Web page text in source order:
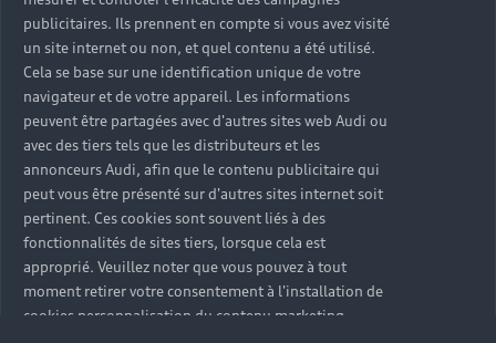
Campagne de rappel Airbag Takata
Mise à jour logiciel
Espace Presse
Recevez toute l'actualité Audi
Mentions légales AUDI AG
Déclaration d'accessibilité
Signaler un contenu illégal
Règlement sur les données
Certains des équipements et options présentés sur les
visuels peuvent ne pas être disponibles en France. Pour
plus d’informations, rapprochez-vous de votre
Partenaire Audi.
publicitaires. Ils prennent en compte si vous avez visité
un site internet ou non, et quel contenu a été utilisé.
Cela se base sur une identification unique de votre
navigateur et de votre appareil. Les informations
peuvent être partagées avec d'autres sites web Audi ou
avec des tiers tels que les distributeurs et les
annonceurs Audi, afin que le contenu publicitaire qui
peut vous être présenté sur d'autres sites internet soit
pertinent. Ces cookies sont souvent liés à des
fonctionnalités de sites tiers, lorsque cela est
approprié. Veuillez noter que vous pouvez à tout
moment retirer votre consentement à l'installation de
cookies personnalisation du contenu marketing.